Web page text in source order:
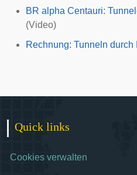
BR alpha Centauri:
(Video)
Rechnung: Tunneln
Quick links
Cookies verwalten